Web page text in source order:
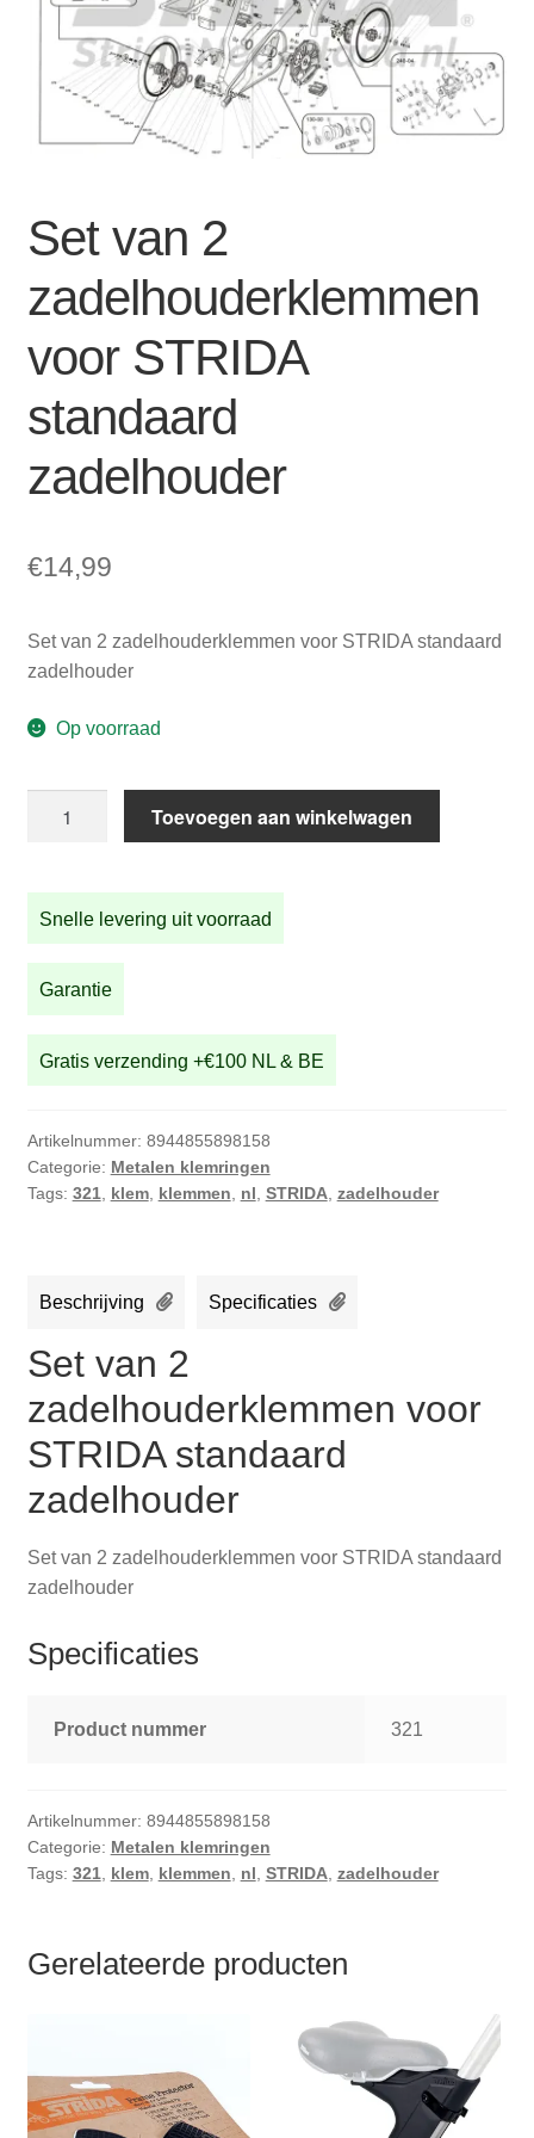
Winkelwagen
Set van 2
zadelhouderklemmen
voor STRIDA
standaard
zadelhouder
€14,99
Set van 2 zadelhouderklemmen voor STRIDA standaard
zadelhouder
Op voorraad
zadelhouderklemmen
voor
standaard
zadelhouder
Toevoegen aan winkelwagen
Snelle levering uit voorraad
Garantie
Gratis verzending +€100 NL & BE
Artikelnummer: 8944855898158
Categorie: Metalen klemringen
Tags: 321 klem, klemmen nl STRIDA, zadelhouder
Beschrijving Specificaties
Set van 2
zadelhouderklemmen voor
STRIDA standaard
zadelhouder
Set van 2 zadelhouderklemmen voor STRIDA standaard
zadelhouder
Specificaties
Product nummer 321
Artikelnummer: 8944855898158
Categorie: Metalen klemringen
Tags: 321, klem, klemmen, nl, STRIDA, zadelhouder
Gerelateerde producten